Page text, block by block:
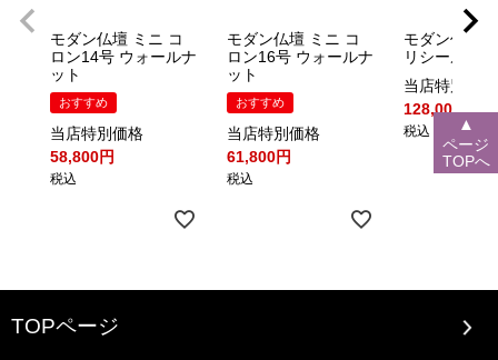
モダン仏壇 ミニ コ
ロン14号 ウォールナ
ット
おすすめ
当店特別価格
58,800
税込
モダン仏壇 ミニ コ
ロン16号 ウォールナ
ット
おすすめ
当店特別価格
61,800
税込
モダン仏壇
リシール 15
当店特別価格
128,000
税込
TOPページ
▲
ページ
TOPへ